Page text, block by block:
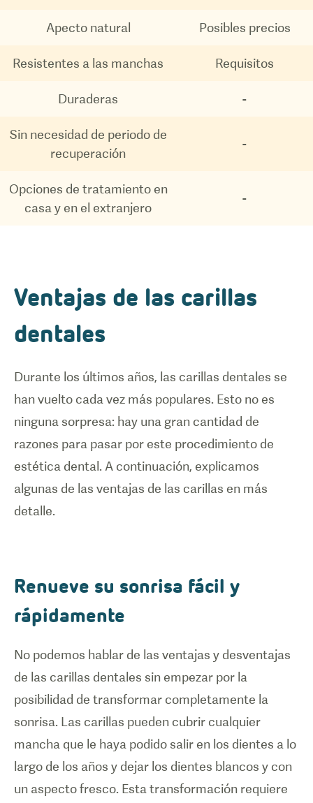
Apecto natural Posibles precios
Resistentes a las manchas Requisitos
Duraderas -
Sin necesidad de periodo de
recuperación
-
Opciones de tratamiento en
casa y en el extranjero
-
Ventajas de las carillas
dentales
Durante los últimos años, las carillas dentales se
han vuelto cada vez más populares. Esto no es
ninguna sorpresa: hay una gran cantidad de
razones para pasar por este procedimiento de
estética dental. A continuación, explicamos
algunas de las ventajas de las carillas en más
detalle.
Renueve su sonrisa fácil y
rápidamente
No podemos hablar de las ventajas y desventajas
de las carillas dentales sin empezar por la
posibilidad de transformar completamente la
sonrisa. Las carillas pueden cubrir cualquier
mancha que le haya podido salir en los dientes a lo
largo de los años y dejar los dientes blancos y con
un aspecto fresco. Esta transformación requiere